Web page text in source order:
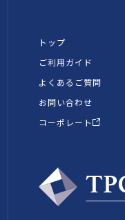
トップ
ご利用ガイド
よくあるご質問
お問い合わせ
コーポレート